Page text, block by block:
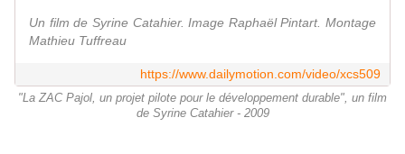
Un film de Syrine Catahier. Image Raphaël Pintart. Montage
Mathieu Tuffreau
https://www.dailymotion.com/video/xcs509
"La ZAC Pajol, un projet pilote pour le développement durable", un film
de Syrine Catahier - 2009